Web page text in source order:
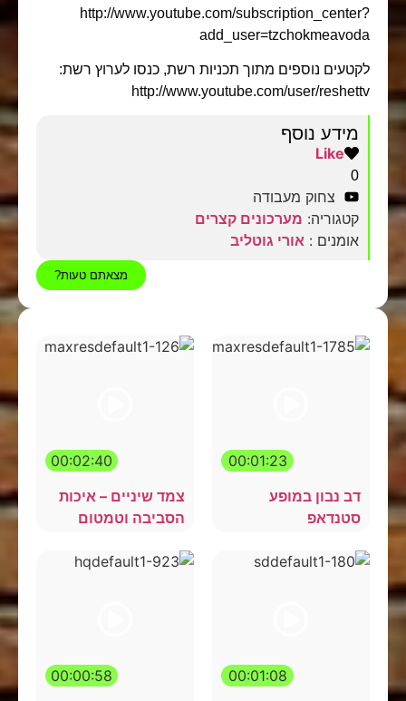
http://www.youtube.com/subscription_center?
add_user=tzchokmeavoda
לקטעים נוספים מתוך תכניות רשת, כנסו לערוץ רשת:
http://www.youtube.com/user/reshettv
מידע נוסף
Like
0
צחוק מעבודה
קטגוריה: מערכונים קצרים
אומנים : אורי גוטליב
מצאתם טעות?
00:01:23
דב נבון במופע
סטנדאפ
00:02:40
צמד שיניים – איכות
הסביבה וטמטום
00:01:08
00:00:58